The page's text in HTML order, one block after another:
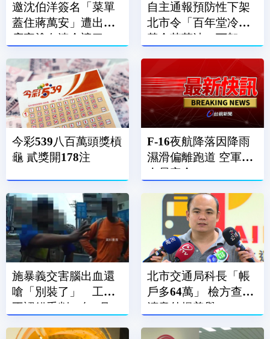
邀沈伯洋簽名「菜單
蓋住蔣萬安」遭出征
店家塗白漆全遮了
自主通報預防性下架
北市令「百年堂冷壓
黃金苦茶油」下架
今彩539八百萬頭獎槓
龜 貳獎開178注
F-16夜航降落因降雨
濕滑偏離跑道 空軍：
人員安全
施暴義交害腦出血還
嗆「別裝了」 工人
不認錯重判10年4月
北市交通局科長「帳
戶多64萬」 檢方查貪
瀆意外揭善舉